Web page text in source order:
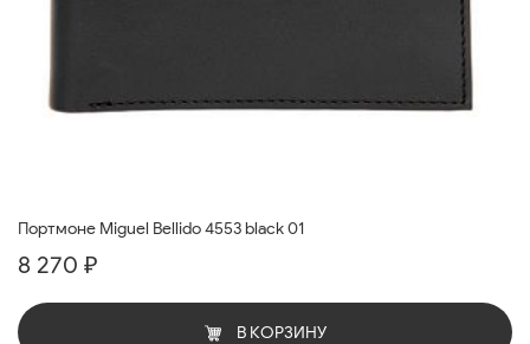
Портмоне Miguel Bellido 4553 black 01
8 270 ₽
В КОРЗИНУ